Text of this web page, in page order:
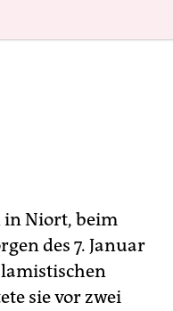
in Niort, beim
des 7. Januar
sie vor zwei